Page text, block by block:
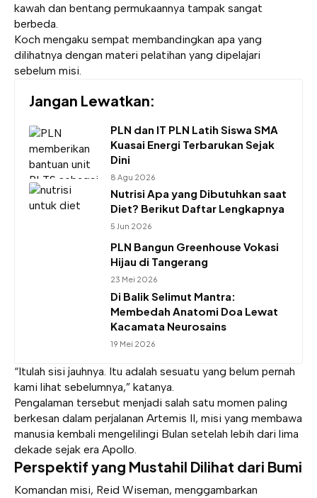
kawah dan bentang permukaannya tampak sangat
berbeda.
Koch mengaku sempat membandingkan apa yang
dilihatnya dengan materi pelatihan yang dipelajari
sebelum misi.
Jangan Lewatkan:
PLN dan IT PLN Latih Siswa SMA
Kuasai Energi Terbarukan Sejak
Dini
8 Agu 2026
Nutrisi Apa yang Dibutuhkan saat
Diet? Berikut Daftar Lengkapnya
5 Jun 2026
PLN Bangun Greenhouse Vokasi
Hijau di Tangerang
23 Mei 2026
Di Balik Selimut Mantra:
Membedah Anatomi Doa Lewat
Kacamata Neurosains
19 Mei 2026
“Itulah sisi jauhnya. Itu adalah sesuatu yang belum pernah
kami lihat sebelumnya,” katanya.
Pengalaman tersebut menjadi salah satu momen paling
berkesan dalam perjalanan Artemis II, misi yang membawa
manusia kembali mengelilingi Bulan setelah lebih dari lima
dekade sejak era Apollo.
Perspektif yang Mustahil Dilihat dari Bumi
Komandan misi, Reid Wiseman, menggambarkan